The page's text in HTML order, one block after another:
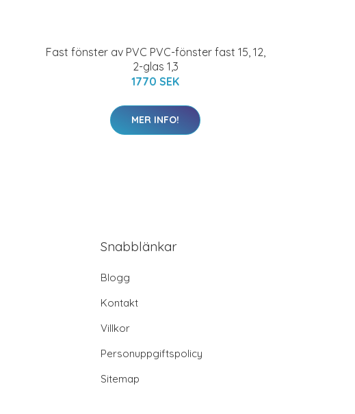
Fast fönster av PVC PVC-fönster fast 15, 12,
2-glas 1,3
1770 SEK
MER INFO!
Snabblänkar
Blogg
Kontakt
Villkor
Personuppgiftspolicy
Sitemap